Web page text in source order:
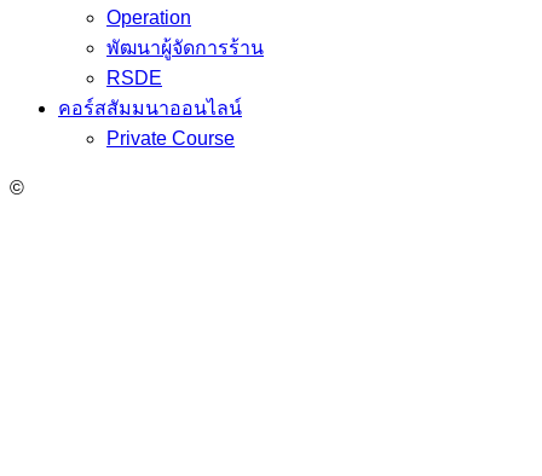
Operation
พัฒนาผู้จัดการร้าน
RSDE
คอร์สสัมมนาออนไลน์
Private Course
©